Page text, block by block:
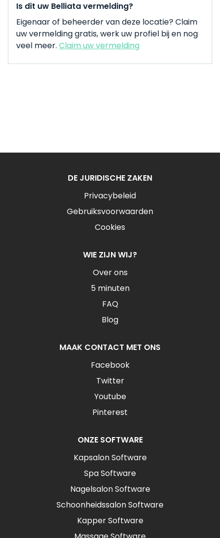
Is dit uw Belliata vermelding?
Eigenaar of beheerder van deze locatie? Claim
uw vermelding gratis, werk uw profiel bij en nog
veel meer. Claim uw vermelding
DE JURIDISCHE ZAKEN
Privacybeleid
Gebruiksvoorwaarden
Cookies
WIE ZIJN WIJ?
Over ons
5 minuten
FAQ
Blog
MAAK CONTACT MET ONS
Facebook
Twitter
Youtube
Pinterest
ONZE SOFTWARE
Kapsalon Software
Spa Software
Nagelsalon Software
Schoonheidssalon Software
Kapper Software